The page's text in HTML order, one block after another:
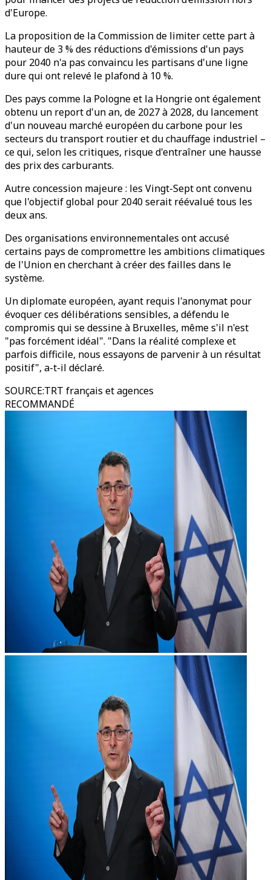
d'Europe.
La proposition de la Commission de limiter cette part à
hauteur de 3 % des réductions d'émissions d'un pays
pour 2040 n'a pas convaincu les partisans d'une ligne
dure qui ont relevé le plafond à 10 %.
Des pays comme la Pologne et la Hongrie ont également
obtenu un report d'un an, de 2027 à 2028, du lancement
d'un nouveau marché européen du carbone pour les
secteurs du transport routier et du chauffage industriel –
ce qui, selon les critiques, risque d'entraîner une hausse
des prix des carburants.
Autre concession majeure : les Vingt-Sept ont convenu
que l'objectif global pour 2040 serait réévalué tous les
deux ans.
Des organisations environnementales ont accusé
certains pays de compromettre les ambitions climatiques
de l'Union en cherchant à créer des failles dans le
système.
Un diplomate européen, ayant requis l'anonymat pour
évoquer ces délibérations sensibles, a défendu le
compromis qui se dessine à Bruxelles, même s'il n'est
"pas forcément idéal". "Dans la réalité complexe et
parfois difficile, nous essayons de parvenir à un résultat
positif", a-t-il déclaré.
SOURCE:TRT français et agences
RECOMMANDÉ